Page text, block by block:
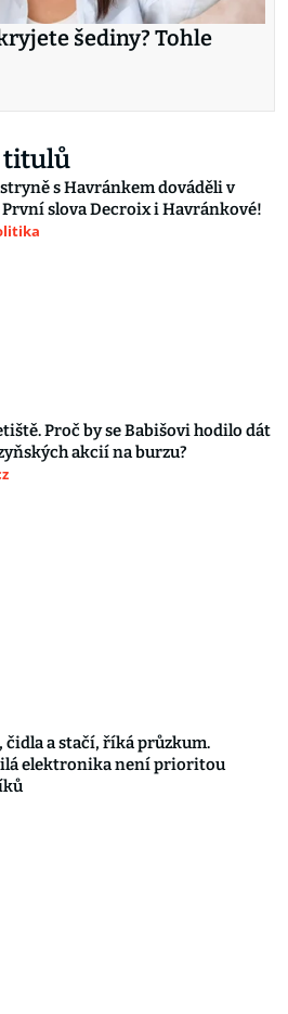
šediny? Tohle
titulů
s Havránkem dováděli v
První slova Decroix i Havránkové!
Proč by se Babišovi hodilo dát
akcií na burzu?
čidla a stačí, říká průzkum.
elektronika není prioritou